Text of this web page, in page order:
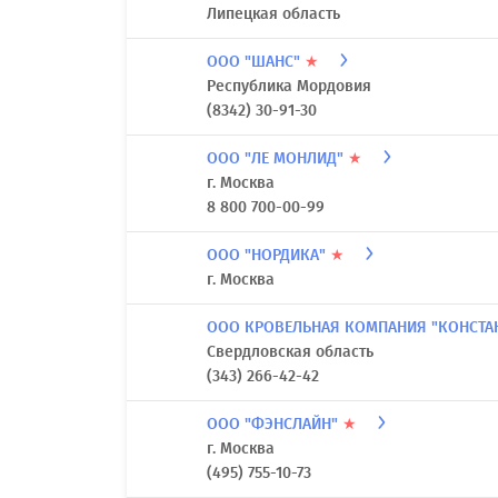
Липецкая область
ООО "ШАНС" ★
Республика Мордовия
(8342) 30-91-30
ООО "ЛЕ МОНЛИД" ★
г. Москва
8 800 700-00-99
ООО "НОРДИКА" ★
г. Москва
ООО КРОВЕЛЬНАЯ КОМПАНИЯ
Свердловская область
(343) 266-42-42
ООО "ФЭНСЛАЙН" ★
г. Москва
(495) 755-10-73